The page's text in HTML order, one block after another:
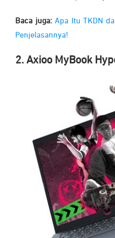
Baca juga: Apa Itu TKDN
Penjelasannya!
2. Axioo MyBook